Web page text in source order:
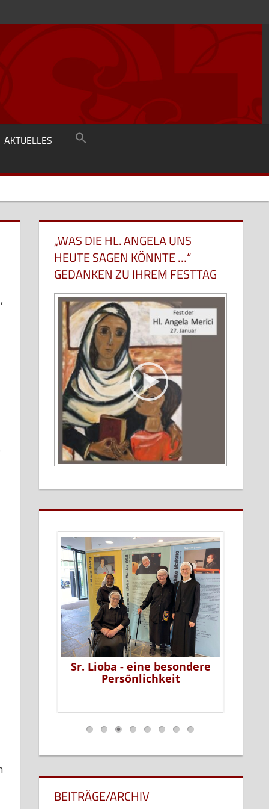
AKTUELLES
„WAS DIE HL. ANGELA UNS
HEUTE SAGEN KÖNNTE …“
GEDANKEN ZU IHREM FESTTAG
die
Sr. Lioba - eine besondere
Persönlichkeit
…
BEITRÄGE/ARCHIV